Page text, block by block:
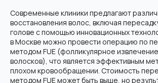
Современные клиники предлагают
восстановления волос, включая
голове с помощью инновационных
в Москве можно провести операцию по
методом FUE (фолликулярное
волосков), что является эффективным
плохом кровообращении. Стоимость
методом FUE может быть выше, но